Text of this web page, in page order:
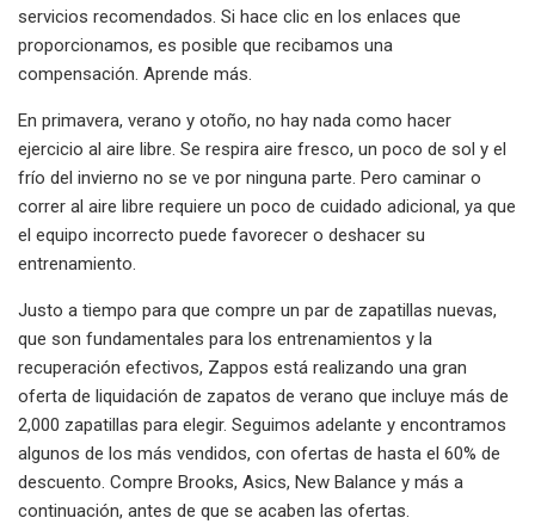
servicios recomendados. Si hace clic en los enlaces que
proporcionamos, es posible que recibamos una
compensación. Aprende más.
En primavera, verano y otoño, no hay nada como hacer
ejercicio al aire libre. Se respira aire fresco, un poco de sol y el
frío del invierno no se ve por ninguna parte. Pero caminar o
correr al aire libre requiere un poco de cuidado adicional, ya que
el equipo incorrecto puede favorecer o deshacer su
entrenamiento.
Justo a tiempo para que compre un par de zapatillas nuevas,
que son fundamentales para los entrenamientos y la
recuperación efectivos, Zappos está realizando una gran
oferta de liquidación de zapatos de verano que incluye más de
2,000 zapatillas para elegir. Seguimos adelante y encontramos
algunos de los más vendidos, con ofertas de hasta el 60% de
descuento. Compre Brooks, Asics, New Balance y más a
continuación, antes de que se acaben las ofertas.